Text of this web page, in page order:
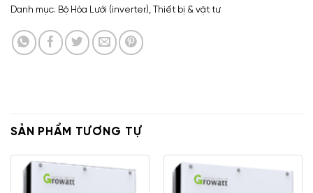
Danh mục: Bộ Hòa Lưới (inverter), Thiết bị & vật tư
SẢN PHẨM TƯƠNG TỰ